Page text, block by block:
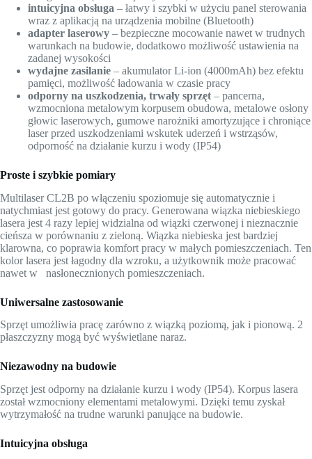
intuicyjna obsługa – łatwy i szybki w użyciu panel sterowania
wraz z aplikacją na urządzenia mobilne (Bluetooth)
adapter laserowy – bezpieczne mocowanie nawet w trudnych
warunkach na budowie, dodatkowo możliwość ustawienia na
zadanej wysokości
wydajne zasilanie – akumulator Li-ion (4000mAh) bez efektu
pamięci, możliwość ładowania w czasie pracy
odporny na uszkodzenia, trwały sprzęt – pancerna,
wzmocniona metalowym korpusem obudowa, metalowe osłony
głowic laserowych, gumowe narożniki amortyzujące i chroniące
laser przed uszkodzeniami wskutek uderzeń i wstrząsów,
odporność na działanie kurzu i wody (IP54)
Proste i szybkie pomiary
Multilaser CL2B po włączeniu spoziomuje się automatycznie i
natychmiast jest gotowy do pracy. Generowana wiązka niebieskiego
lasera jest 4 razy lepiej widzialna od wiązki czerwonej i nieznacznie
cieńsza w porównaniu z zieloną. Wiązka niebieska jest bardziej
klarowna, co poprawia komfort pracy w małych pomieszczeniach. Ten
kolor lasera jest łagodny dla wzroku, a użytkownik może pracować
nawet w nasłonecznionych pomieszczeniach.
Uniwersalne zastosowanie
Sprzęt umożliwia pracę zarówno z wiązką poziomą, jak i pionową. 2
płaszczyzny mogą być wyświetlane naraz.
Niezawodny na budowie
Sprzęt jest odporny na działanie kurzu i wody (IP54). Korpus lasera
został wzmocniony elementami metalowymi. Dzięki temu zyskał
wytrzymałość na trudne warunki panujące na budowie.
Intuicyjna obsługa